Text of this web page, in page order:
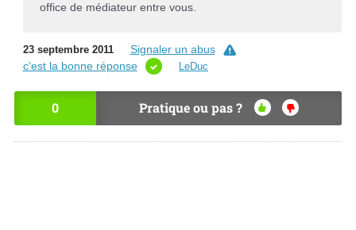
office de médiateur entre vous.
23 septembre 2011
Signaler un abus
c’est la bonne réponse
LeDuc
0 Pratique ou pas ?
OU
I
NO